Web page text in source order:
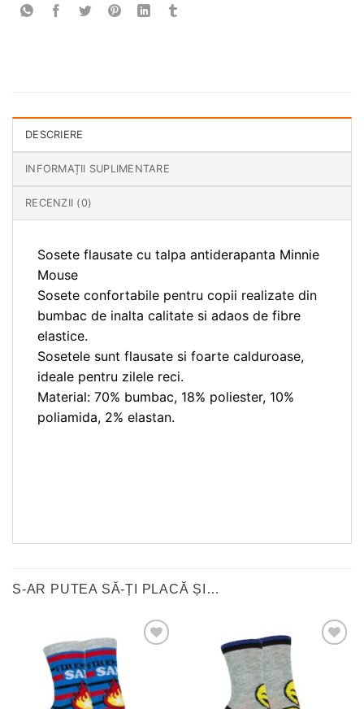
DESCRIERE
INFORMAȚII SUPLIMENTARE
RECENZII (0)
Sosete flausate cu talpa antiderapanta Minnie
Mouse
Sosete confortabile pentru copii realizate din
bumbac de inalta calitate si adaos de fibre
elastice.
Sosetele sunt flausate si foarte calduroase,
ideale pentru zilele reci.
Material: 70% bumbac, 18% poliester, 10%
poliamida, 2% elastan.
S-AR PUTEA SĂ-ȚI PLACĂ ȘI…